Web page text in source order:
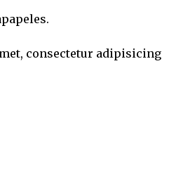
consectetur adipisicing